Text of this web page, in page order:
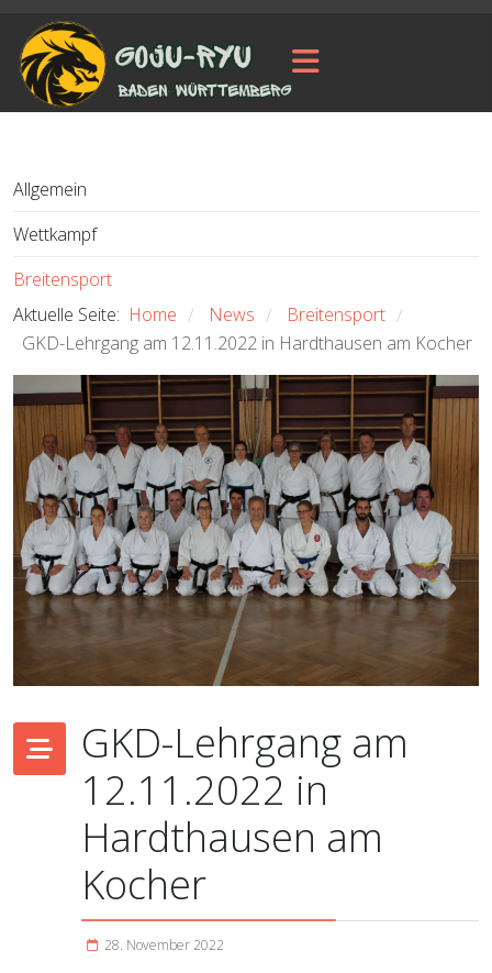
Allgemein
Wettkampf
Breitensport
Aktuelle Seite: Home / News / Breitensport /
GKD-Lehrgang am 12.11.2022 in Hardthausen am Kocher
GKD-Lehrgang am
12.11.2022 in
Hardthausen am
Kocher
28. November 2022